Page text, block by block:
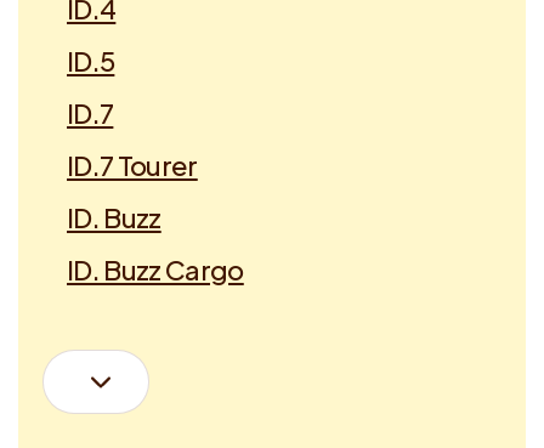
ID.4
ID.5
ID.7
ID.7 Tourer
ID. Buzz
ID. Buzz Cargo